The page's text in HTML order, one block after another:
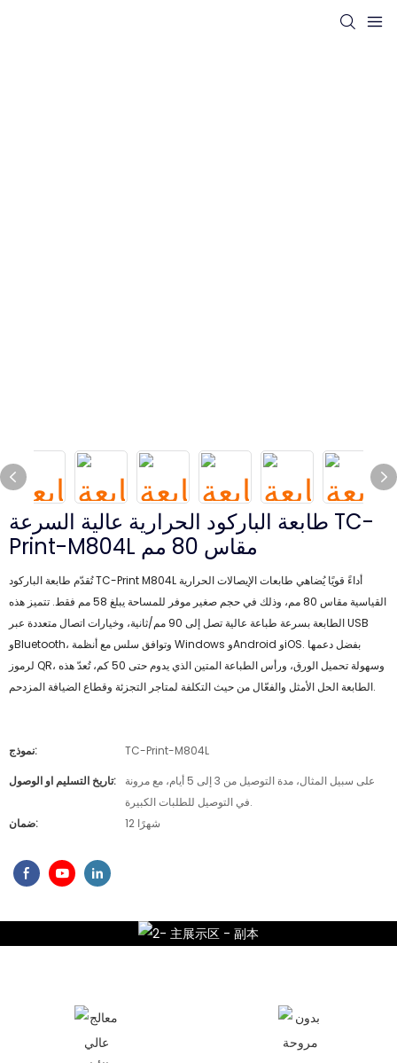
طابعة الباركود الحرارية عالية السرعة TC-
Print-M804L مقاس 80 مم
تُقدّم طابعة الباركود TC-Print M804L أداءً قويًا يُضاهي طابعات الإيصالات الحرارية
القياسية مقاس 80 مم، وذلك في حجم صغير موفر للمساحة يبلغ 58 مم فقط. تتميز هذه
الطابعة بسرعة طباعة عالية تصل إلى 90 مم/ثانية، وخيارات اتصال متعددة عبر USB
وBluetooth، وتوافق سلس مع أنظمة Windows وAndroid وiOS. بفضل دعمها
لرموز QR، وسهولة تحميل الورق، ورأس الطباعة المتين الذي يدوم حتى 50 كم، تُعدّ هذه
الطابعة الحل الأمثل والفعّال من حيث التكلفة لمتاجر التجزئة وقطاع الضيافة المزدحم.
نموذج:
TC-Print-M804L
تاريخ التسليم او الوصول:
على سبيل المثال، مدة التوصيل من 3 إلى 5 أيام، مع مرونة
في التوصيل للطلبات الكبيرة.
ضمان:
12 شهرًا